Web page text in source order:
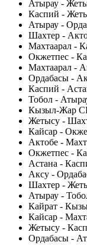
Атырау -
Каспий -
Атырау -
Шахтер -
Махтаарал -
Окжетпес -
Махтаарал -
Ордабасы -
Каспий -
Тобол -
Кызыл-Жар
Жетысу -
Кайсар -
Актобе -
Окжетпес -
Астана -
Аксу -
Шахтер -
Атырау -
Кайрат -
Кайсар -
Жетысу -
Ордабасы -